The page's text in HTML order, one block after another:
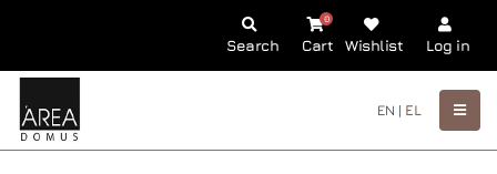
Search Cart
0
Wishlist Log in
EN | EL